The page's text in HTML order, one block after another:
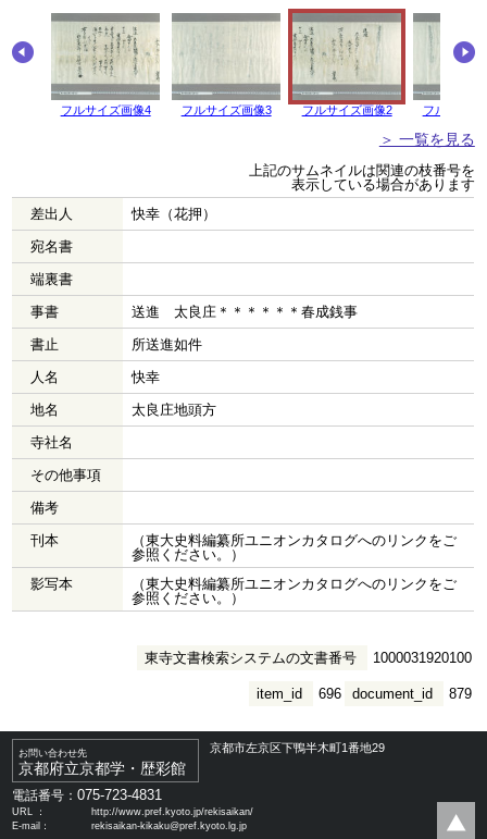
フルサイズ画像4 フルサイズ画像3 フルサイズ画像2 フルサイズ
＞ 一覧を見る
上記のサムネイルは関連の枝番号を
表示している場合があります
差出人
快幸（花押）
宛名書
端裏書
事書
送進 太良庄＊＊＊＊＊＊春成銭事
書止
所送進如件
人名
快幸
地名
太良庄地頭方
寺社名
その他事項
備考
刊本
（東大史料編纂所ユニオンカタログへのリンクをご
参照ください。）
影写本
（東大史料編纂所ユニオンカタログへのリンクをご
参照ください。）
東寺文書検索システムの文書番号 1000031920100
document_id 879
item_id 696
お問い合わせ先
京都府立京都学・歴彩館
京都市左京区下鴨半木町1番地29
電話番号：075-723-4831
URL ：
http://www.pref.kyoto.jp/rekisaikan/
E-mail：
rekisaikan-kikaku@pref.kyoto.lg.jp